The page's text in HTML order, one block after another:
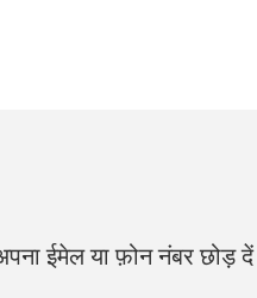
ईमेल या फ़ोन नंबर छोड़